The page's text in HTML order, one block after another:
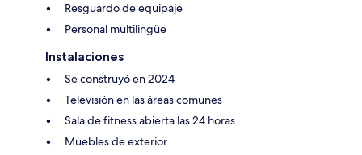
Resguardo de equipaje
Personal multilingüe
Instalaciones
Se construyó en 2024
Televisión en las áreas comunes
Sala de fitness abierta las 24 horas
Muebles de exterior